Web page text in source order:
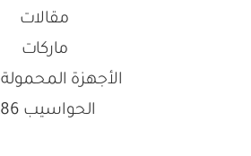
مقالات
ماركات
الأجهزة المحمولة arm
الحواسيب x86